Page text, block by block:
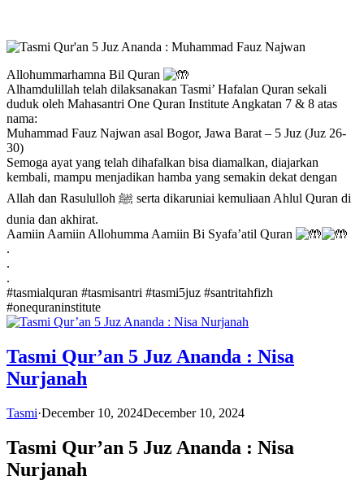
Allohummarhamna Bil Quran
Alhamdulillah telah dilaksanakan Tasmi’ Hafalan Quran sekali
duduk oleh Mahasantri One Quran Institute Angkatan 7 & 8 atas
nama:
Muhammad Fauz Najwan asal Bogor, Jawa Barat – 5 Juz (Juz 26-
30)
Semoga ayat yang telah dihafalkan bisa diamalkan, diajarkan
kembali, mampu menjadikan hamba yang semakin dekat dengan
Allah dan Rasululloh ﷺ serta dikaruniai kemuliaan Ahlul Quran di
dunia dan akhirat.
Aamiin Aamiin Allohumma Aamiin Bi Syafa’atil Quran
.
.
.
#tasmialquran #tasmisantri #tasmi5juz #santritahfizh
#onequraninstitute
Tasmi Qur’an 5 Juz Ananda : Nisa
Nurjanah
Tasmi·December 10, 2024December 10, 2024
Tasmi Qur’an 5 Juz Ananda : Nisa
Nurjanah